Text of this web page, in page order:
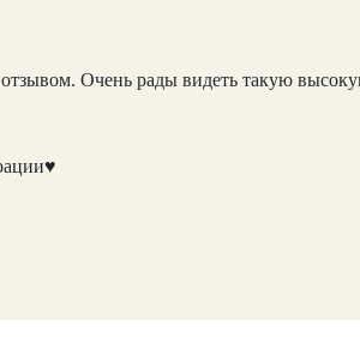
Очень рады видеть такую